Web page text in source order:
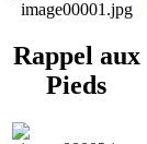
Rappel aux
Pieds